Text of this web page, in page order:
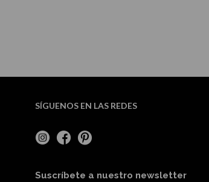
SÍGUENOS EN LAS REDES
Suscríbete a nuestro newsletter